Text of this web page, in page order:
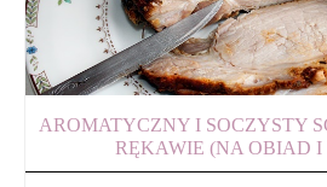
AROMATYCZNY I SOCZYSTY
RĘKAWIE (NA OBIAD